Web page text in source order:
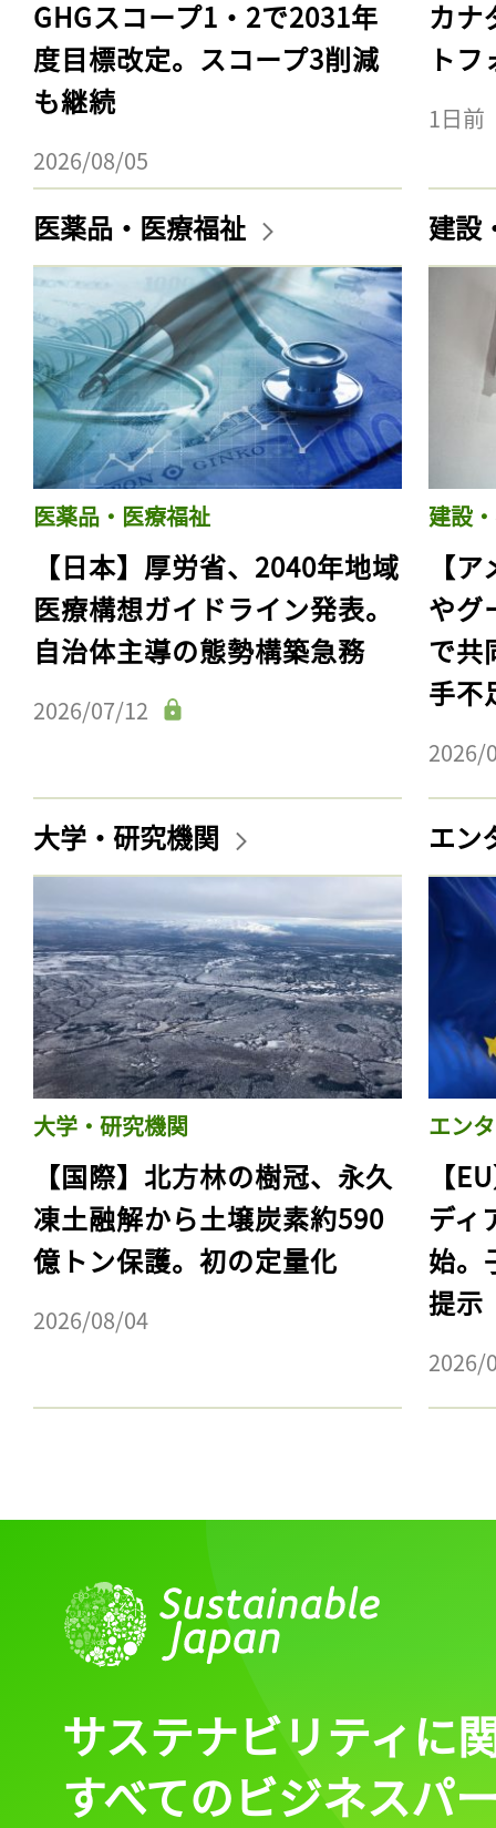
GHGスコープ1・2で2031年
度目標改定。スコープ3削減
も継続
2026/08/05
カナ
ト
1日前
医薬品・医療福祉
医薬品・医療福祉
【日本】厚労省、2040年地域
医療構想ガイドライン発表。
自治体主導の態勢構築急務
2026/07/12
建設
建設
【
やグ
で共
手不
2026/
大学・研究機関
大学・研究機関
【国際】北方林の樹冠、永久
凍土融解から土壌炭素約590
億トン保護。初の定量化
2026/08/04
エン
エン
【
ディ
始。
提示
2026/
ログインが必
ログイン
サステナビリティに
すべてのビジネスパ